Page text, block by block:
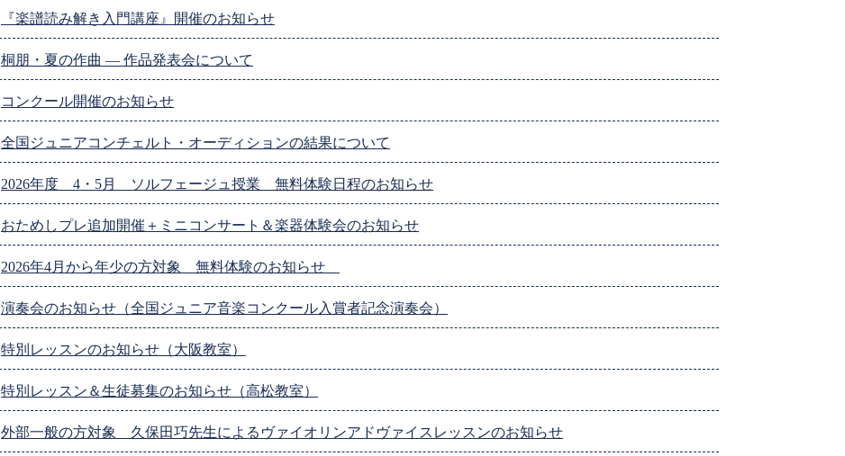
『楽譜読み解き入門講座』開催のお知らせ
桐朋・夏の作曲 ― 作品発表会について
コンクール開催のお知らせ
全国ジュニアコンチェルト・オーディションの結果について
2026年度 4・5月 ソルフェージュ授業 無料体験日程のお知らせ
おためしプレ追加開催＋ミニコンサート＆楽器体験会のお知らせ
2026年4月から年少の方対象 無料体験のお知らせ
演奏会のお知らせ（全国ジュニア音楽コンクール入賞者記念演奏会）
特別レッスンのお知らせ（大阪教室）
特別レッスン＆生徒募集のお知らせ（高松教室）
外部一般の方対象 久保田巧先生によるヴァイオリンアドヴァイスレッスンのお知らせ